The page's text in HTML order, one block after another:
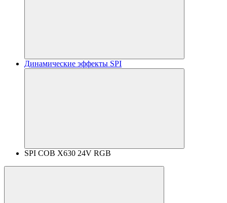
Динамические эффекты SPI
SPI COB X630 24V RGB